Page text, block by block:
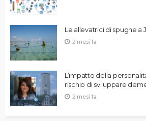
Le allevatrici di spugne a
2 mesi fa
L’impatto della
rischio di sviluppare
2 mesi fa